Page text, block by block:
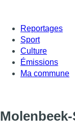
Reportages
Sport
Culture
Émissions
Ma commune